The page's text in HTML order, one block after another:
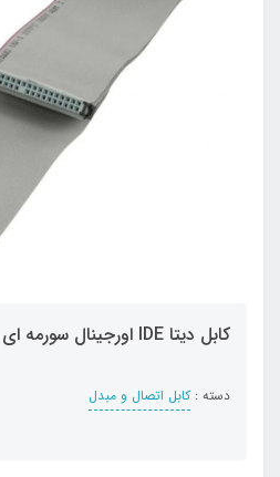
کابل دیتا IDE اورجینال سورمه ای
دسته :کابل اتصال و مبدل